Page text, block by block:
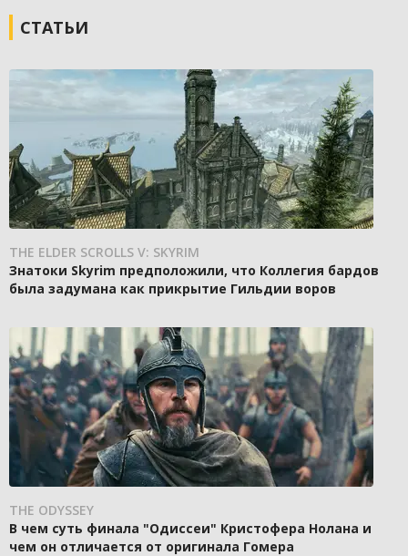
СТАТЬИ
THE ELDER SCROLLS V: SKYRIM
Знатоки Skyrim предположили, что Коллегия бардов
была задумана как прикрытие Гильдии воров
THE ODYSSEY
В чем суть финала "Одиссеи" Кристофера Нолана и
чем он отличается от оригинала Гомера